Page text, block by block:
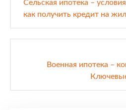
записям
Сельская ипотека –
как получить кредит на
Военная ипотека –